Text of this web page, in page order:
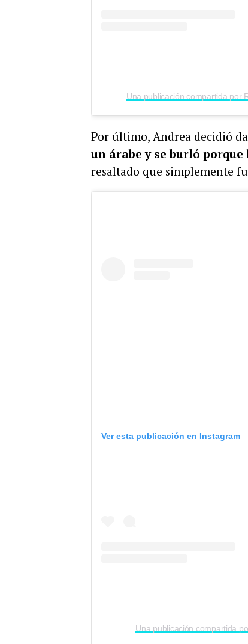
Por último, Andrea decidió
un árabe y se burló
resaltado que simplemente
Ver esta publicación en Instagram
Una publicación compartida